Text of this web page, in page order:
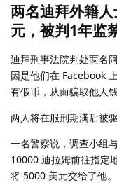
两名迪拜外籍
元，被判1年监
迪拜刑事法院判处两名
因是他们在 Facebook
有假币，从而骗取他人钱
两人将在服刑期满后被驱
一名警察说，调查小组
10000 迪拉姆前往指定
将 5000 美元交给了他。